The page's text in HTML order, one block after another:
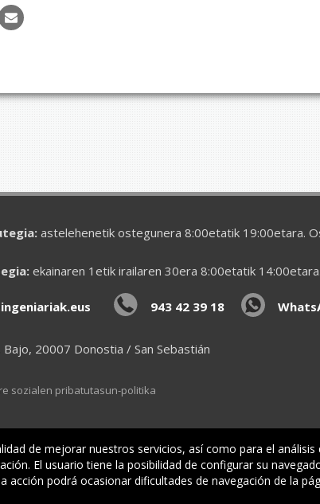
astelehenetik ostegunera 8:00etatik 19:00etara.
ekainaren 1etik irailaren 30era 8:00etatik 14:00etara.
943 42 39 18
20007 Donostia / San Sebastián
sozialen pribatutasun-politika
Bakarra Lege informazioa
de mejorar nuestros servicios, así como para el análisis
El usuario tiene la posibilidad de configurar su
podrá ocasionar dificultades de navegación de la